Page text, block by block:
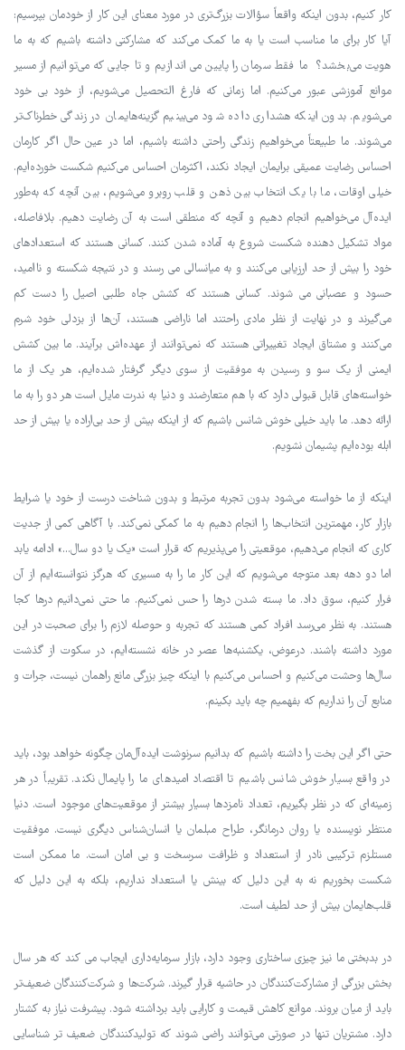
کار کنیم، بدون اینکه واقعاً سؤالات بزرگ‌تری در مورد معنای این کار از خودمان بپرسیم:
آیا کار برای ما مناسب است یا به ما کمک می‌کند که مشارکتی داشته باشیم که به ما
هویت می‌بخشد؟ ما فقط سرمان را پایین می اندازیم و تا جایی که می‌توانیم از مسیر
موانع آموزشی عبور می‌کنیم. اما زمانی که فارغ التحصیل می‌شویم، از خود بی خود
می‌شویم. بدون اینکه هشداری داده شود می‌بینیم گزینه‌هایمان در زندگی خطرناک‌تر
می‌شوند. ما طبیعتاً می‌خواهیم زندگی راحتی داشته باشیم، اما در عین حال اگر کارمان
احساس رضایت عمیقی برایمان ایجاد نکند، اکثرمان احساس می‌کنیم شکست خورده‌ایم.
خیلی اوقات، ما با یک انتخاب بین ذهن و قلب روبرو می‌شویم، بین آنچه که به‌طور
ایده‌آل می‌خواهیم انجام دهیم و آنچه که منطقی است به آن رضایت دهیم. بلافاصله،
مواد تشکیل دهنده شکست شروع به آماده شدن کنند. کسانی هستند که استعدادهای
خود را بیش از حد ارزیابی می‌کنند و به میانسالی می رسند و در نتیجه شکسته و ناامید،
حسود و عصبانی می شوند. کسانی هستند که کشش جاه طلبی اصیل را دست کم
می‌گیرند و در نهایت از نظر مادی راحتند اما ناراضی هستند، آن‌ها از بزدلی خود شرم
می‌کنند و مشتاق ایجاد تغییراتی هستند که نمی‌توانند از عهده‌اش برآیند. ما بین کشش
ایمنی از یک سو و رسیدن به موفقیت از سوی دیگر گرفتار شده‌ایم، هر یک از ما
خواسته‌های قابل قبولی دارد که با هم متعارضند و دنیا به ندرت مایل است هر دو را به ما
ارائه دهد. ما باید خیلی خوش شانس باشیم که از اینکه بیش از حد بی‌اراده یا بیش از حد
ابله بوده‌ایم پشیمان نشویم.
اینکه از ما خواسته می‌شود بدون تجربه مرتبط و بدون شناخت درست از خود یا شرایط
بازار کار، مهمترین انتخاب‌ها را انجام دهیم به ما کمکی نمی‌کند. با آگاهی کمی از جدیت
کاری که انجام می‌دهیم، موقعیتی را می‌پذیریم که قرار است «یک یا دو سال...» ادامه یابد
اما دو دهه بعد متوجه می‌شویم که این کار ما را به مسیری که هرگز نتوانسته‌ایم از آن
فرار کنیم، سوق داد. ما بسته شدن درها را حس نمی‌کنیم. ما حتی نمی‌دانیم درها کجا
هستند. به نظر می‌رسد افراد کمی هستند که تجربه و حوصله لازم را برای صحبت در این
مورد داشته باشند. درعوض، یکشنبه‌ها عصر در خانه نشسته‌ایم، در سکوت از گذشت
سال‌ها وحشت می‌کنیم و احساس می‌کنیم با اینکه چیز بزرگی مانع راهمان نیست، جرات و
منابع آن را نداریم که بفهمیم چه باید بکینم.
حتی اگر این بخت را داشته باشیم که بدانیم سرنوشت ایده‌آل‌مان چگونه خواهد بود، باید
در واقع بسیار خوش شانس باشیم تا اقتصاد امیدهای ما را پایمال نکند. تقریباً در هر
زمینه‌ای که در نظر بگیریم، تعداد نامزدها بسیار بیشتر از موقعیت‌های موجود است. دنیا
منتظر نویسنده یا روان درمانگر، طراح مبلمان یا انسان‌شناس دیگری نیست. موفقیت
مستلزم ترکیبی نادر از استعداد و ظرافت سرسخت و بی امان است. ما ممکن است
شکست بخوریم نه به این دلیل که بینش یا استعداد نداریم، بلکه به این دلیل که
قلب‌هایمان بیش از حد لطیف است.
در بدبختی ما نیز چیزی ساختاری وجود دارد، بازار سرمایه‌داری ایجاب می کند که هر سال
بخش بزرگی از مشارکت‌کنندگان در حاشیه قرار گیرند. شرکت‌ها و شرکت‌کنندگان ضعیف‌تر
باید از میان بروند. موانع کاهش قیمت و کارایی باید برداشته شود. پیشرفت نیاز به کشتار
دارد. مشتریان تنها در صورتی می‌توانند راضی شوند که تولیدکنندگان ضعیف تر شناسایی